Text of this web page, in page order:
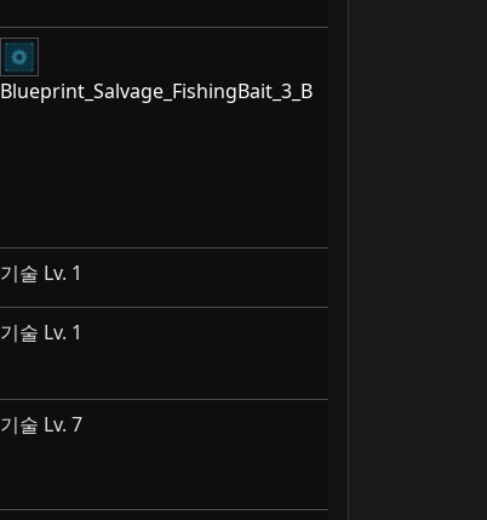
Blueprint_Salvage_FishingBait_3_B
기술 Lv. 1
기술 Lv. 1
기술 Lv. 7